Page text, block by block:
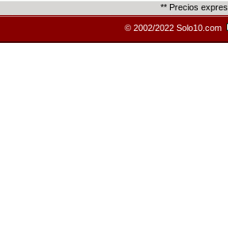
** Precios
© 2002/2022 Solo10.com